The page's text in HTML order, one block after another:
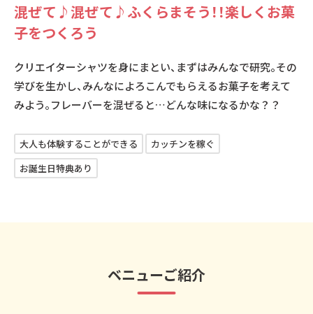
混ぜて♪混ぜて♪ふくらまそう！！楽しくお菓
子をつくろう
クリエイターシャツを身にまとい、まずはみんなで研究。その
学びを生かし、みんなによろこんでもらえるお菓子を考えて
みよう。フレーバーを混ぜると…どんな味になるかな？？
大人も体験することができる
カッチンを稼ぐ
お誕生日特典あり
ベニューご紹介